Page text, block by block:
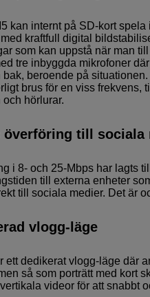
kan internt på SD-kort
kraftfull digital
som kan uppstå när man
tre inbyggda mikrofoner
bak, beroende på
brus för en viss frekvens,
och hörlurar.
överföring till sociala
i 8- och 25-Mbps har lagts
till externa enheter
till sociala medier. Det är
vlogg-läge
ett dedikerat vlogg-läge där
så som porträtt med kort
videor för att snabbt